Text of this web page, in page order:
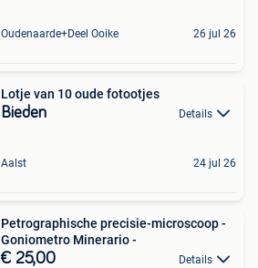
Oudenaarde+Deel Ooike 26 jul 26
Lotje van 10 oude fotootjes
Bieden Details
Aalst 24 jul 26
Petrographische precisie-microscoop -
Goniometro Minerario -
€ 25,00 Details